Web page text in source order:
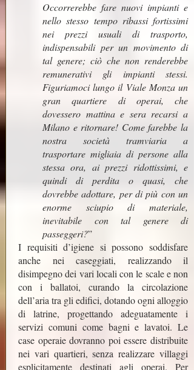
Occorrerebbe fare nuovi impianti e
nello stesso tempo ribassi fortissimi
nei prezzi usuali di trasporto,
indispensabili per un movimento di
tal genere; ciò che non renderebbe
remunerativi gli impianti stessi.
Figuriamoci lungo il Viale Monza un
gran quartiere di operai, che
dovessero mattina e sera recarsi a
Milano e ritornare! Come farebbe la
nostra società tramviaria a
trasportare migliaia di persone alla
stessa ora, ai prezzi ridottissimi, e
quindi di perdita o quasi, che
dovrebbe adottare, per di più con un
enorme sciupio di materiale,
inevitabile con tal genere di
passeggeri?”
I requisiti d’igiene si possono soddisfare
anche nei caseggiati, realizzando il
disimpegno dei vari locali con le scale e non
con i ballatoi, curando la circolazione
dell’aria tra gli edifici, dotando ogni alloggio
di latrine, progettando adeguatamente i
servizi comuni come bagni e lavatoi. Le
case operaie dovranno poi essere distribuite
nei vari quartieri, senza realizzare villaggi
esplicitamente destinati agli operai. Per